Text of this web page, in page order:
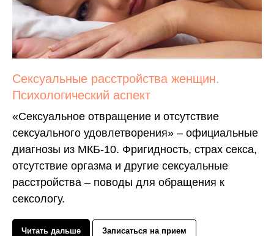
Сексуальные расстройства женщин.
Психологический аспект
«Сексуальное отвращение и отсутствие
сексуального удовлетворения» – официальные
диагнозы из МКБ-10. Фригидность, страх секса,
отсутствие оргазма и другие сексуальные
расстройства – поводы для обращения к
сексологу.
Читать дальше Записаться на прием